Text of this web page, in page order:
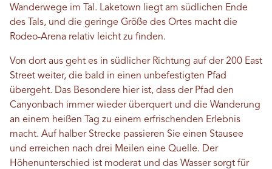
Wanderwege im Tal. Laketown liegt am südlichen Ende
des Tals, und die geringe Größe des Ortes macht die
Rodeo-Arena relativ leicht zu finden.
Von dort aus geht es in südlicher Richtung auf der 200 East
Street weiter, die bald in einen unbefestigten Pfad
übergeht. Das Besondere hier ist, dass der Pfad den
Canyonbach immer wieder überquert und die Wanderung
an einem heißen Tag zu einem erfrischenden Erlebnis
macht. Auf halber Strecke passieren Sie einen Stausee
und erreichen nach drei Meilen eine Quelle. Der
Höhenunterschied ist moderat und das Wasser sorgt für